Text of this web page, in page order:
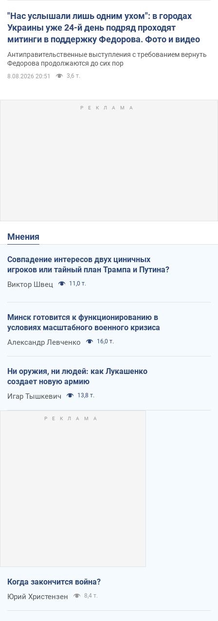
"Нас услышали лишь одним ухом": в городах
Украины уже 24-й день подряд проходят
митинги в поддержку Федорова. Фото и видео
Антиправительственные выступления с требованием вернуть
Федорова продолжаются до сих пор
8.08.2026 20:51 3,6 т.
Мнения
Совпадение интересов двух циничных
игроков или тайный план Трампа и Путина?
Виктор Швец 11,0 т.
Минск готовится к функционированию в
условиях масштабного военного кризиса
Александр Левченко 16,0 т.
Ни оружия, ни людей: как Лукашенко
создает новую армию
Игар Тышкевич 13,8 т.
Когда закончится война?
Юрий Христензен 8,4 т.